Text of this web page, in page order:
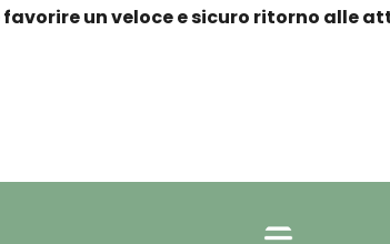
un veloce e sicuro ritorno alle